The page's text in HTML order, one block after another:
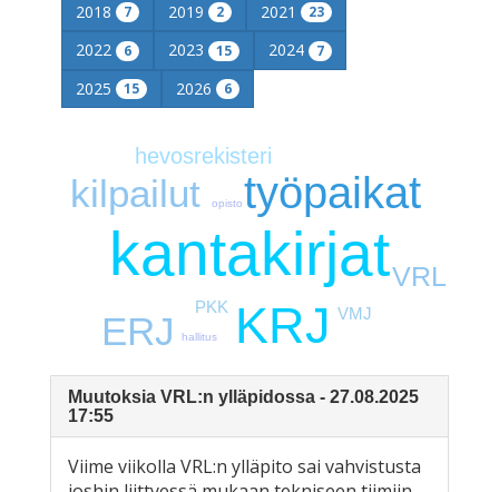
2018 7 2019 2 2021 23
2022 6 2023 15 2024 7
2025 15 2026 6
kantakirjat
KRJ
työpaikat
kilpailut
ERJ
VRL
hevosrekisteri
PKK VMJ
hallitus
opisto
Muutoksia VRL:n ylläpidossa - 27.08.2025
17:55
Viime viikolla VRL:n ylläpito sai vahvistusta